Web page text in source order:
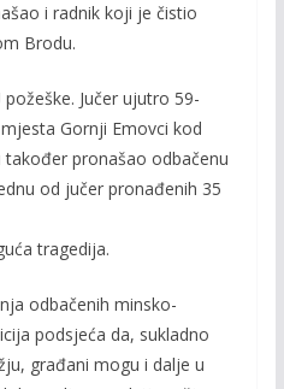
i radnik koji je čistio
Brodu.
Jučer ujutro 59-
Gornji Emovci kod
pronašao odbačenu
od jučer pronađenih 35
tragedija.
odbačenih minsko-
podsjeća da, sukladno
građani mogu i dalje u